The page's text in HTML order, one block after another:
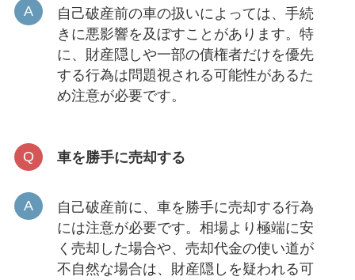
自己破産前の車の扱いによっては、手続
きに悪影響を及ぼすことがあります。特
に、財産隠しや一部の債権者だけを優先
する行為は問題視される可能性があるた
め注意が必要です。
車を勝手に売却する
自己破産前に、車を勝手に売却する行為
には注意が必要です。相場より極端に安
く売却した場合や、売却代金の使い道が
不自然な場合は、財産隠しを疑われる可